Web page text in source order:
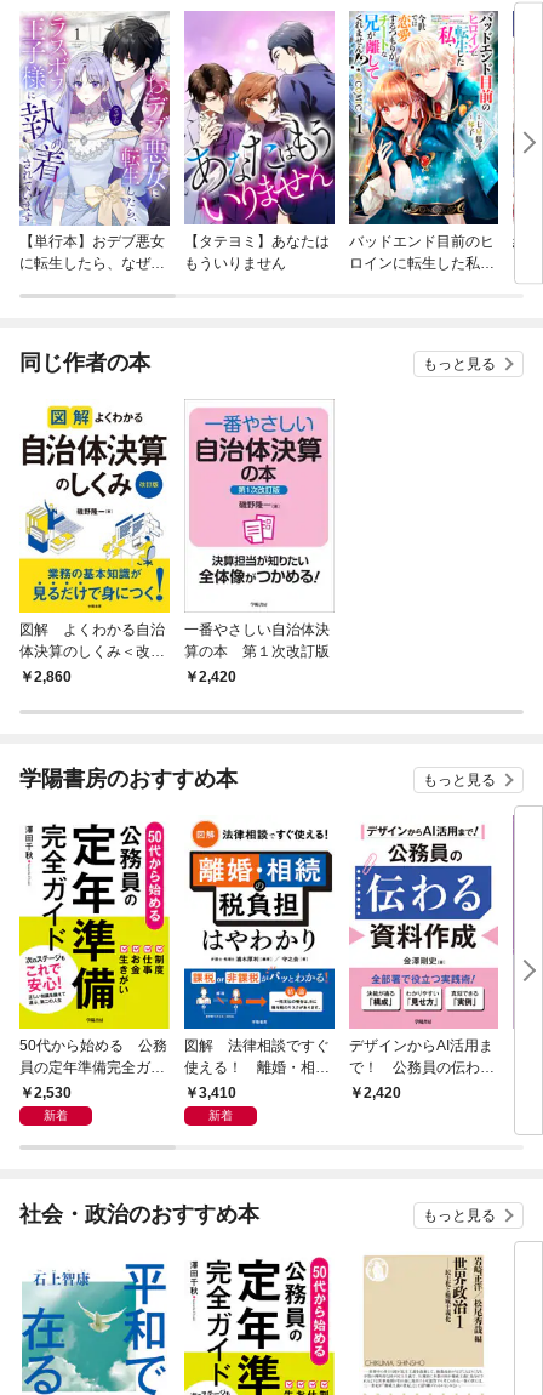
【単行本】おデブ悪女
に転生したら、なぜか
【タテヨミ】あなたは
もういりません
バッドエンド目前のヒ
ロインに転生した私、
結
同じ作者の本 もっと見る
図解 よくわかる自治
体決算のしくみ＜改訂
版＞2,860
一番やさしい自治体決
算の本 第１次改訂版
2,420
学陽書房のおすすめ本 もっと見る
50代から始める 公務
員の定年準備完全ガイ
ド2,530
新着
図解 法律相談ですぐ
使える！ 離婚・相続
の税負担はやわかり
3,410
新着
デザインからAI活用ま
で！ 公務員の伝わる
資料作成
2,420
社会・政治のおすすめ本 もっと見る